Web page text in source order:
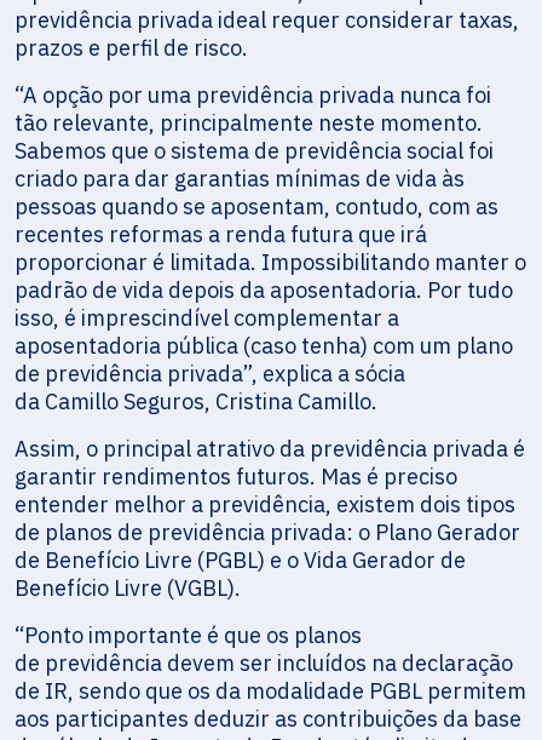
previdência privada ideal requer considerar taxas,
prazos e perfil de risco.
“A opção por uma previdência privada nunca foi
tão relevante, principalmente neste momento.
Sabemos que o sistema de previdência social foi
criado para dar garantias mínimas de vida às
pessoas quando se aposentam, contudo, com as
recentes reformas a renda futura que irá
proporcionar é limitada. Impossibilitando manter o
padrão de vida depois da aposentadoria. Por tudo
isso, é imprescindível complementar a
aposentadoria pública (caso tenha) com um plano
de previdência privada”, explica a sócia
da Camillo Seguros, Cristina Camillo.
Assim, o principal atrativo da previdência privada é
garantir rendimentos futuros. Mas é preciso
entender melhor a previdência, existem dois tipos
de planos de previdência privada: o Plano Gerador
de Benefício Livre (PGBL) e o Vida Gerador de
Benefício Livre (VGBL).
“Ponto importante é que os planos
de previdência devem ser incluídos na declaração
de IR, sendo que os da modalidade PGBL permitem
aos participantes deduzir as contribuições da base